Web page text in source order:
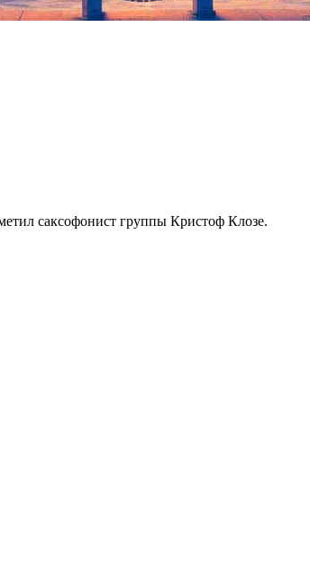
саксофонист группы Кристоф Клозе.